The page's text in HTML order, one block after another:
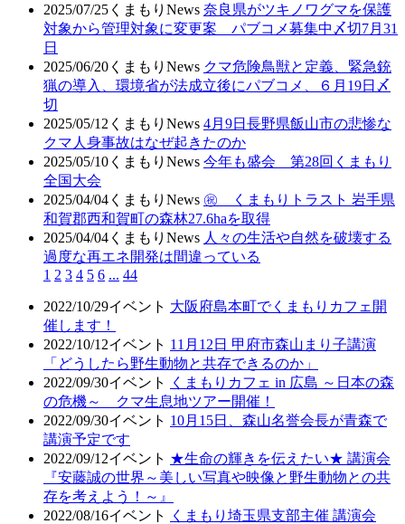
2025/07/25 くまもりNews 奈良県がツキノワグマを保護
対象から管理対象に変更案 パブコメ募集中〆切7月31
日
2025/06/20 くまもりNews クマ危険鳥獣と定義、緊急銃
猟の導入、環境省が法成立後にパブコメ、６月19日〆
切
2025/05/12 くまもりNews 4月9日長野県飯山市の悲惨な
クマ人身事故はなぜ起きたのか
2025/05/10 くまもりNews 今年も盛会 第28回くまもり
全国大会
2025/04/04 くまもりNews ㊗ くまもりトラスト 岩手県
和賀郡西和賀町の森林27.6haを取得
2025/04/04 くまもりNews 人々の生活や自然を破壊する
過度な再エネ開発は間違っている
1 2 3 4 5 6 ... 44
2022/10/29イベント 大阪府島本町でくまもりカフェ開
催します！
2022/10/12イベント 11月12日 甲府市森山まり子講演
「どうしたら野生動物と共存できるのか」
2022/09/30イベント
くまもりカフェ in 広島 ～日本の森
の危機～ クマ生息地ツアー開催！
2022/09/30イベント 10月15日、森山名誉会長が青森で
講演予定です
2022/09/12イベント ★生命の輝きを伝えたい★ 講演会
『安藤誠の世界～美しい写真や映像と野生動物との共
存を考えよう！～』
2022/08/16イベント
くまもり埼玉県支部主催 講演会